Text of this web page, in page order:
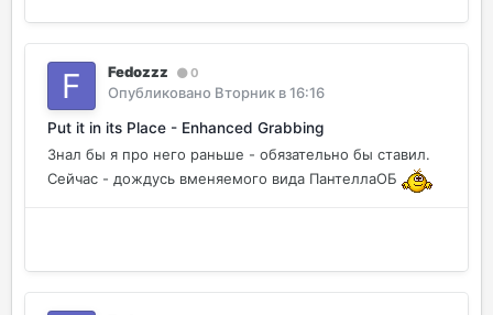
Fedozzz 0
Опубликовано Вторник в 16:16
Put it in its Place - Enhanced Grabbing
Знал бы я про него раньше - обязательно бы ставил.
Сейчас - дождусь вменяемого вида ПантеллаОБ